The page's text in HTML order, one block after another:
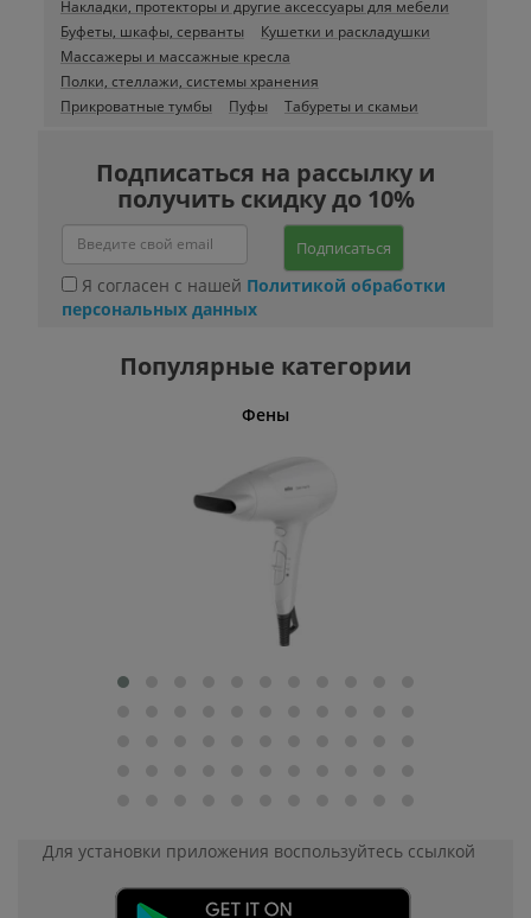
Накладки, протекторы и другие аксессуары для мебели
Буфеты, шкафы, серванты
Кушетки и раскладушки
Массажеры и массажные кресла
Полки, стеллажи, системы хранения
Прикроватные тумбы
Пуфы Табуреты и скамьи
Подписаться на рассылку и
получить скидку до 10%
Подписаться
Я согласен с нашей Политикой обработки
персональных данных
Популярные категории
Фены
Для установки приложения воспользуйтесь ссылкой